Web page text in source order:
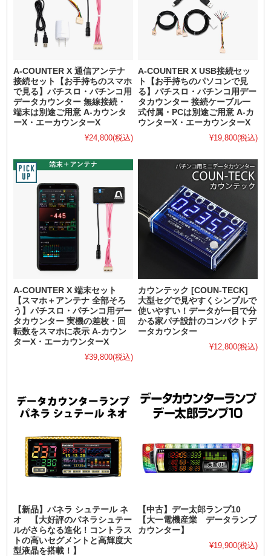
A-COUNTER X 通信アンテナ
接続セット【お手持ちのスマホ
で見る】パチスロ・パチンコ用
データカウンター 無線接続・
端末は別途ご用意 A-カウンタ
ーX・エーカウンターX
¥24,800(税込)
A-COUNTER X USB接続セッ
ト【お手持ちのパソコンで見
る】パチスロ・パチンコ用デー
タカウンター 接続ケーブル一
式付属・PCは別途ご用意 A-カ
ウンターX・エーカウンターX
¥19,800(税込)
A-COUNTER X 端末セット
【スマホ＋アンテナ 全部そろ
う】パチスロ・パチンコ用デー
タカウンター 実機の差枚・回
転数をスマホに表示 A-カウン
ターX・エーカウンターX
¥39,800(税込)
カウンテック [COUN-TECK]
大型セグで見やすくシンプルで
使いやすい！データが一目で分
かる家パチ設計のコンパクトデ
ータカウンター
¥12,800(税込)
【新品】パネラ シュテール ネ
オ 【大好評のパネラシュテー
ルがさらなる進化！コントラス
トの高いセグメントと高輝度大
型液晶を搭載！】
【中古】デー太郎ランプ10
【大一電機産業 データランプ
カウンター】
¥19,900(税込)